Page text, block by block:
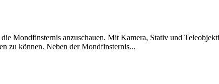
Mondfinsternis anzuschauen. Mit Kamera, Stativ und
zu können. Neben der Mondfinsternis...